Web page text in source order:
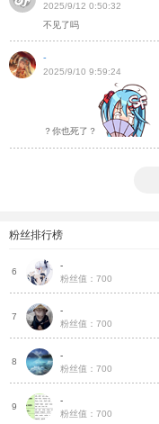
2025/9/12 0:50:32
不见了吗
-
2025/9/10 9:59:24
？你也死了？
粉丝排行榜
6
-
粉丝值：700
7
-
粉丝值：700
8
-
粉丝值：700
9
-
粉丝值：700